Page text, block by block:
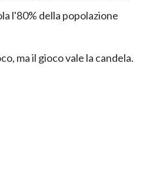
l'80% della popolazione
ma il gioco vale la candela.